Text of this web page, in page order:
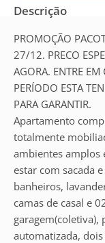
Descrição
PROMOÇÃO
27/12. PRECO
AGORA. ENTRE EM
PERÍODO ESTA
PARA GARANTIR.
Apartamento
totalmente
ambientes amplos
estar com sacada
banheiros,
camas de casal e
garagem(coletiva),
automatizada,